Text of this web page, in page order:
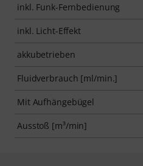
inkl. Funk-Fernbedienung
inkl. Licht-Effekt
akkubetrieben
Fluidverbrauch [ml/min.]
Mit Aufhängebügel
Ausstoß [m³/min]